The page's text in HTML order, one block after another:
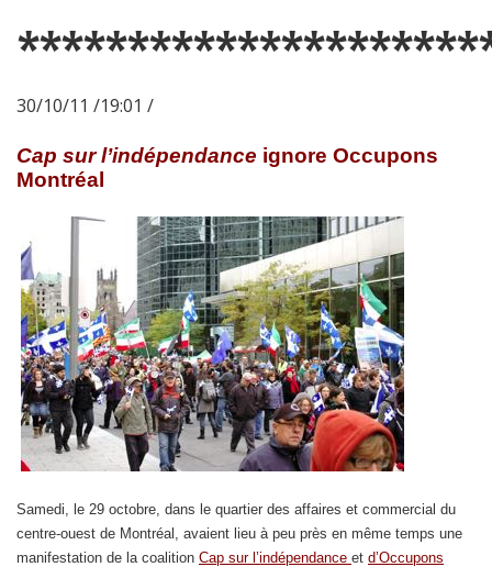
30/10/11 /19:01 /
Cap sur l’indépendance ignore Occupons
Montréal
Samedi, le 29 octobre, dans le quartier des affaires et commercial du
centre-ouest de Montréal, avaient lieu à peu près en même temps une
manifestation de la coalition Cap sur l’indépendance et d’Occupons